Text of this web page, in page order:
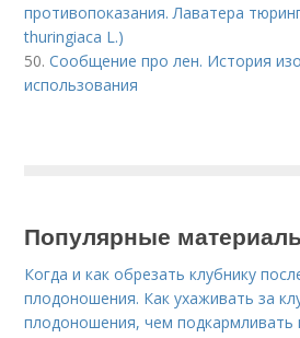
противопоказания. Лаватера
thuringiaca L.)
50.Сообщение про лен. История
использования
Популярные
Когда и как обрезать клубнику
плодоношения. Как ухаживать за
плодоношения, чем подкармливать